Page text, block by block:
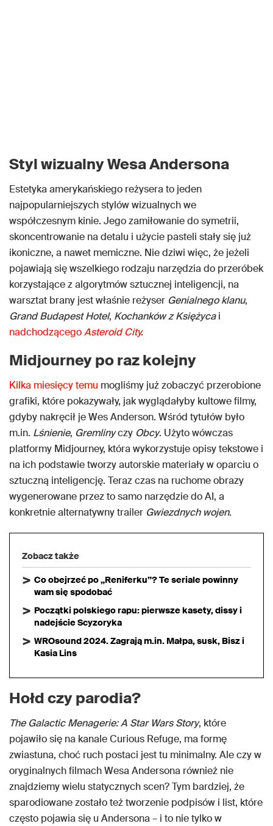
Styl wizualny Wesa Andersona
Estetyka amerykańskiego reżysera to jeden
najpopularniejszych stylów wizualnych we
współczesnym kinie. Jego zamiłowanie do symetrii,
skoncentrowanie na detalu i użycie pasteli stały się już
ikoniczne, a nawet memiczne. Nie dziwi więc, że jeżeli
pojawiają się wszelkiego rodzaju narzędzia do przeróbek
korzystające z algorytmów sztucznej inteligencji, na
warsztat brany jest właśnie reżyser Genialnego klanu,
Grand Budapest Hotel, Kochanków z Księżycai
nadchodzącegoAsteroid City.
Midjourney po raz kolejny
Kilka miesięcy temu mogliśmy już zobaczyć przerobione
grafiki, które pokazywały, jak wyglądałyby kultowe filmy,
gdyby nakręcił je Wes Anderson. Wśród tytułów było
m.in. Lśnienie, Gremlinyczy Obcy. Użyto wówczas
platformy Midjourney, która wykorzystuje opisy tekstowe i
na ich podstawie tworzy autorskie materiały w oparciu o
sztuczną inteligencję. Teraz czas na ruchome obrazy
wygenerowane przez to samo narzędzie do AI, a
konkretnie alternatywny trailer Gwiezdnych wojen.
Zobacz także
Co obejrzeć po „Reniferku”? Te seriale powinny
wam się spodobać
Początki polskiego rapu: pierwsze kasety, dissy i
nadejście Scyzoryka
WROsound 2024. Zagrają m.in. Małpa, susk, Bisz i
Kasia Lins
Hołd czy parodia?
The Galactic Menagerie: A Star Wars Story, które
pojawiło się na kanale Curious Refuge, ma formę
zwiastuna, choć ruch postaci jest tu minimalny. Ale czy w
oryginalnych filmach Wesa Andersona również nie
znajdziemy wielu statycznych scen? Tym bardziej, że
sparodiowane zostało też tworzenie podpisów i list, które
często pojawia się u Andersona – i to nie tylko w